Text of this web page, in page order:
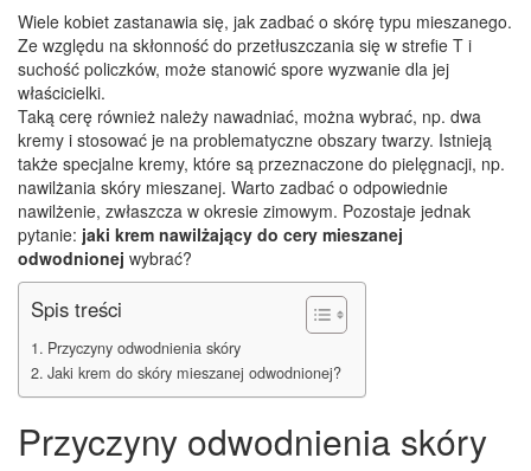
Wiele kobiet zastanawia się, jak zadbać o skórę typu mieszanego.
Ze względu na skłonność do przetłuszczania się w strefie T i
suchość policzków, może stanowić spore wyzwanie dla jej
właścicielki.
Taką cerę również należy nawadniać, można wybrać, np. dwa
kremy i stosować je na problematyczne obszary twarzy. Istnieją
także specjalne kremy, które są przeznaczone do pielęgnacji, np.
nawilżania skóry mieszanej. Warto zadbać o odpowiednie
nawilżenie, zwłaszcza w okresie zimowym. Pozostaje jednak
pytanie: jaki krem nawilżający do cery mieszanej
odwodnionej wybrać?
Spis treści
Przyczyny odwodnienia skóry
Jaki krem do skóry mieszanej odwodnionej?
Przyczyny odwodnienia skóry